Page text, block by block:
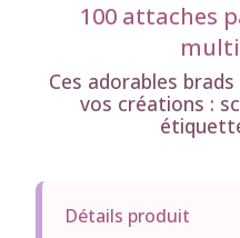
100 attaches
Ces adorables
vos créations :
Détails produit